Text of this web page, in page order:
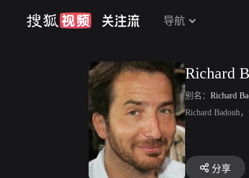
导航
Richard
别名： Richard
Richard Badouh
分享